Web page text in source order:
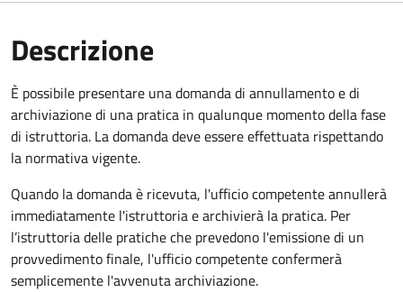
Descrizione
È possibile presentare una domanda di annullamento e di
archiviazione di una pratica in qualunque momento della fase
di istruttoria. La domanda deve essere effettuata rispettando
la normativa vigente.
Quando la domanda è ricevuta, l'ufficio competente annullerà
immediatamente l'istruttoria e archivierà la pratica. Per
l’istruttoria delle pratiche che prevedono l'emissione di un
provvedimento finale, l'ufficio competente confermerà
semplicemente l'avvenuta archiviazione.